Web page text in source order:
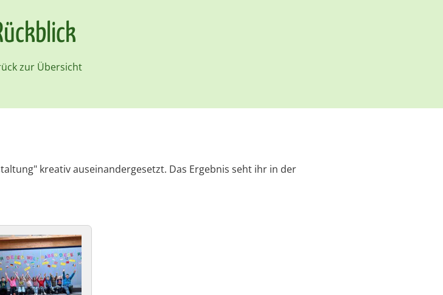
zur Übersicht
kreativ auseinandergesetzt. Das Ergebnis seht ihr in der